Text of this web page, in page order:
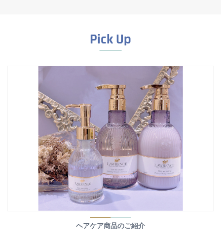
Pick Up
ヘアケア商品のご紹介